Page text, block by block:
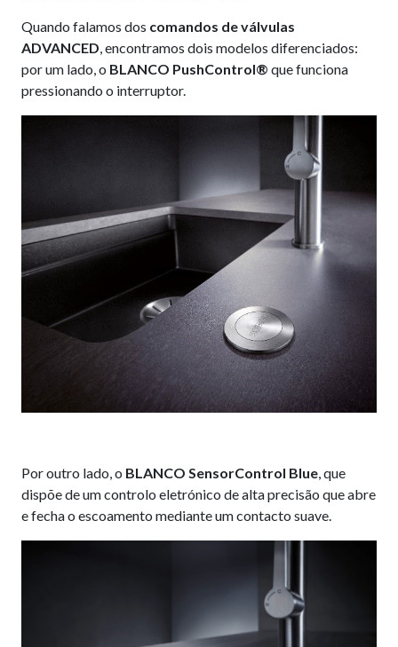
Quando falamos dos comandos de válvulas
ADVANCED, encontramos dois modelos diferenciados:
por um lado, o BLANCO PushControl® que funciona
pressionando o interruptor.
Por outro lado, o BLANCO SensorControl Blue, que
dispõe de um controlo eletrónico de alta precisão que abre
e fecha o escoamento mediante um contacto suave.